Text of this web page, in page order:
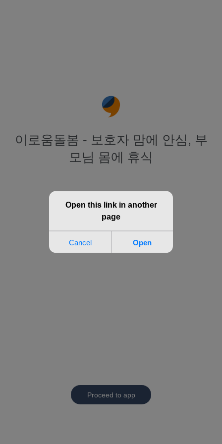
이로움돌봄 - 보호자 맘에 안심, 부
모님 몸에 휴식
Proceed to app